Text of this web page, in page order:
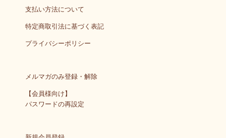
支払い方法について
特定商取引法に基づく表記
プライバシーポリシー
メルマガのみ登録・解除
【会員様向け】
パスワードの再設定